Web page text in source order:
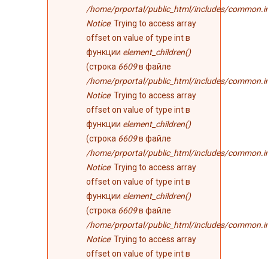
/home/prportal/public_html/includes/
Notice: Trying to access array
offset on value of type int в
функции element_children()
(строка 6609в файле
/home/prportal/public_html/includes/
Notice: Trying to access array
offset on value of type int в
функции element_children()
(строка 6609в файле
/home/prportal/public_html/includes/
Notice: Trying to access array
offset on value of type int в
функции element_children()
(строка 6609в файле
/home/prportal/public_html/includes/
Notice: Trying to access array
offset on value of type int в